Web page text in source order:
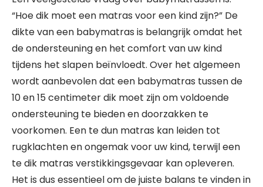
“Hoe dik moet een matras voor een kind zijn?” De
dikte van een babymatras is belangrijk omdat het
de ondersteuning en het comfort van uw kind
tijdens het slapen beïnvloedt. Over het algemeen
wordt aanbevolen dat een babymatras tussen de
10 en 15 centimeter dik moet zijn om voldoende
ondersteuning te bieden en doorzakken te
voorkomen. Een te dun matras kan leiden tot
rugklachten en ongemak voor uw kind, terwijl een
te dik matras verstikkingsgevaar kan opleveren.
Het is dus essentieel om de juiste balans te vinden in